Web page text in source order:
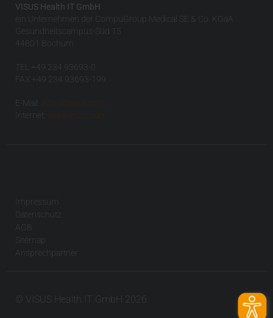
VISUS Health IT GmbH
ein Unternehmen der CompuGroup Medical SE & Co. KGaA
Gesundheitscampus-Süd 15
44801 Bochum
TEL +49 234 93693-0
FAX +49 234 93693-199
E-Mail:
info(at)visus.com
Internet:
www.visus.com
Impressum
Datenschutz
AGB
Sitemap
Ansprechpartner
© VISUS Health IT GmbH 2026